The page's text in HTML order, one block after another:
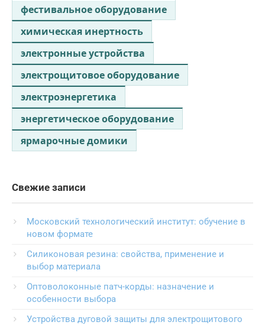
фестивальное оборудование
химическая инертность
электронные устройства
электрощитовое оборудование
электроэнергетика
энергетическое оборудование
ярмарочные домики
Свежие записи
Московский технологический институт: обучение в
новом формате
Силиконовая резина: свойства, применение и
выбор материала
Оптоволоконные патч-корды: назначение и
особенности выбора
Устройства дуговой защиты для электрощитового